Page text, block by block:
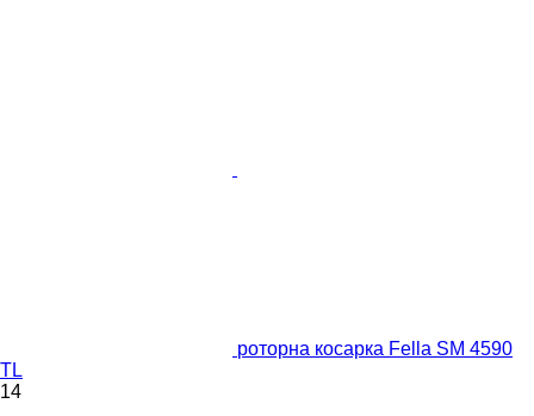
роторна косарка Fella SM 4590
TL
14